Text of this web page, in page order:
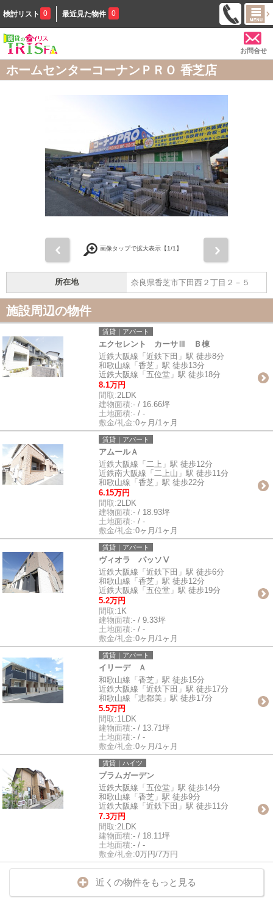
検討リスト 0 最近見た物件 0
お問合せ
ホームセンターコーナンＰＲＯ 香芝店
画像タップで拡大表示【1/1】
所在地 奈良県香芝市下田西２丁目２－５
施設周辺の物件
賃貸｜アパート
エクセレント カーサⅢ Ｂ棟
近鉄大阪線「近鉄下田」駅 徒歩8分
和歌山線「香芝」駅 徒歩13分
近鉄大阪線「五位堂」駅 徒歩18分
8.1万円
間取:2LDK
建物面積:- / 16.66坪
土地面積:- / -
敷金/礼金:0ヶ月/1ヶ月
賃貸｜アパート
アムールＡ
近鉄大阪線「二上」駅 徒歩12分
近鉄南大阪線「二上山」駅 徒歩11分
和歌山線「香芝」駅 徒歩22分
6.15万円
間取:2LDK
建物面積:- / 18.93坪
土地面積:- / -
敷金/礼金:0ヶ月/1ヶ月
賃貸｜アパート
ヴィオラ パッソⅤ
近鉄大阪線「近鉄下田」駅 徒歩6分
和歌山線「香芝」駅 徒歩12分
近鉄大阪線「五位堂」駅 徒歩19分
5.2万円
間取:1K
建物面積:- / 9.33坪
土地面積:- / -
敷金/礼金:0ヶ月/1ヶ月
賃貸｜アパート
イリーデ Ａ
和歌山線「香芝」駅 徒歩15分
近鉄大阪線「近鉄下田」駅 徒歩17分
和歌山線「志都美」駅 徒歩17分
5.5万円
間取:1LDK
建物面積:- / 13.71坪
土地面積:- / -
敷金/礼金:0ヶ月/1ヶ月
賃貸｜ハイツ
プラムガーデン
近鉄大阪線「五位堂」駅 徒歩14分
和歌山線「香芝」駅 徒歩9分
近鉄大阪線「近鉄下田」駅 徒歩11分
7.3万円
間取:2LDK
建物面積:- / 18.11坪
土地面積:- / -
敷金/礼金:0万円/7万円
近くの物件をもっと見る